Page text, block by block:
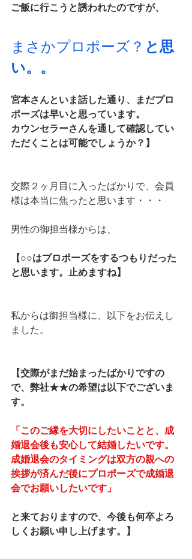
ご飯に行こうと誘われたのですが、
まさかプロポーズ？ と思
い。。
宮本さんといま話した通り、まだプロ
ポーズは早いと思っています。
カウンセラーさんを通して確認してい
ただくことは可能でしょうか？】
交際２ヶ月目に入ったばかりで、会員
様は本当に焦ったと思います・・・
男性の御担当様からは、
【○○はプロポーズをするつもりだった
と思います。止めますね】
私からは御担当様に、以下をお伝えし
ました。
【交際がまだ始まったばかりですの
で、弊社★★の希望は以下でございま
す。
「このご縁を大切にしたいことと、成
婚退会後も安心して結婚したいです。
成婚退会のタイミングは双方の親への
挨拶が済んだ後にプロポーズで成婚退
会でお願いしたいです」
と来ておりますので、今後も何卒よろ
しくお願い申し上げます。】